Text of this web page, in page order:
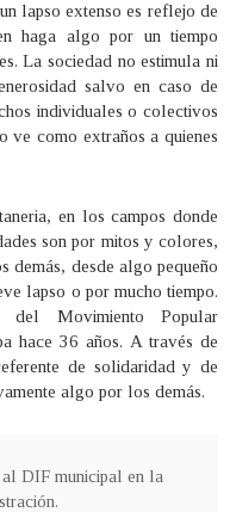
lapso extenso es reflejo de
haga algo por un tiempo
La sociedad no estimula ni
salvo en caso de
individuales o colectivos
ve como extraños a quienes
en los campos donde
son por mitos y colores,
demás, desde algo pequeño
lapso o por mucho tiempo.
Movimiento Popular
hace 36 años. A través de
de solidaridad y de
algo por los demás.
DIF municipal en la